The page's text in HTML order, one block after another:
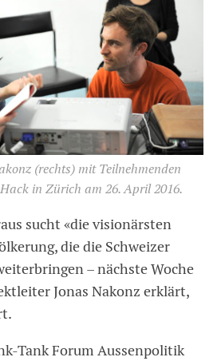
(rechts) mit Teilnehmenden
in Zürich am 26. April 2016.
sucht «die visionärsten
die die Schweizer
– nächste Woche
Jonas Nakonz erklärt,
Tank Forum Aussenpolitik